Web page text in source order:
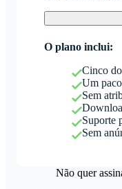
O plano inclui:
Cinco
Um
Sem
Suporte
Sem
Não quer